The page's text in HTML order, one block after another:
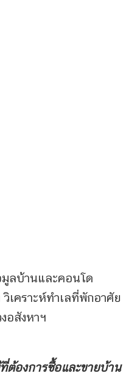
ลบ้านและคอนโด
วิเคราะห์ทำเลที่พักอาศัย
อสังหาฯ
องการซื้อและขายบ้าน